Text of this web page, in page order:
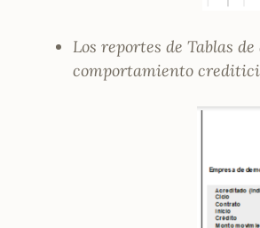
Los reportes de Tablas
comportamiento